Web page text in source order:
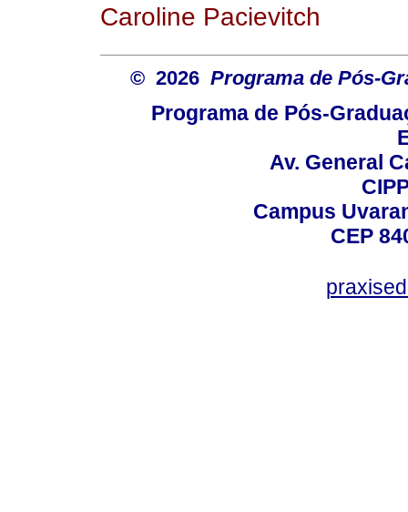
Caroline Pacievitch
© 2026 Programa de Pós-
Programa de Pós-
Av. General
Campus
CEP